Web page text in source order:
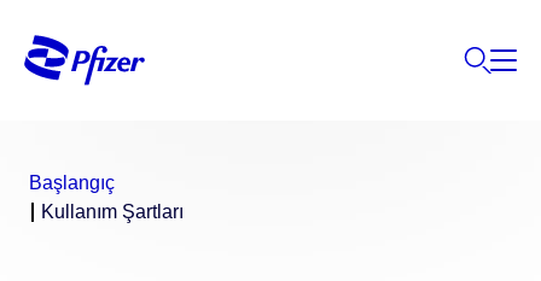
Başlangıç
Kullanım Şartları